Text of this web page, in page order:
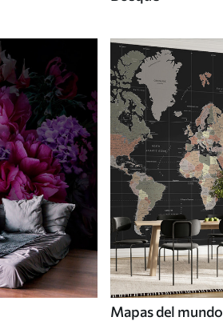
Mapas del mundo